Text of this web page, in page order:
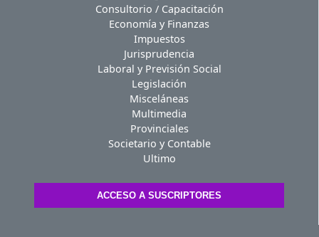
Consultorio / Capacitación
Economía y Finanzas
Impuestos
Jurisprudencia
Laboral y Previsión Social
Legislación
Misceláneas
Multimedia
Provinciales
Societario y Contable
Ultimo
ACCESO A SUSCRIPTORES